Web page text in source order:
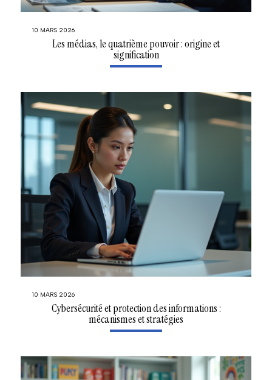
10 MARS 2026
Les médias, le quatrième pouvoir : origine et
signification
10 MARS 2026
Cybersécurité et protection des informations :
mécanismes et stratégies